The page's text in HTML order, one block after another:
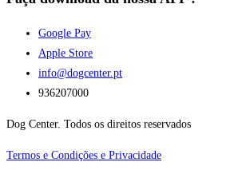
Google Pay
Apple Store
info@dogcenter.pt
936207000
Dog Center. Todos os direitos reservados
Termos e Condições e Privacidade